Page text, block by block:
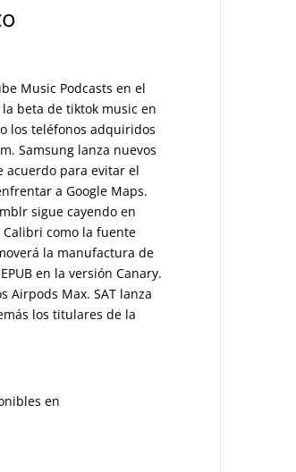
Music Podcasts en el
beta de tiktok music en
los teléfonos adquiridos
Samsung lanza nuevos
acuerdo para evitar el
a Google Maps.
sigue cayendo en
como la fuente
la manufactura de
en la versión Canary.
Airpods Max. SAT lanza
los titulares de la
en